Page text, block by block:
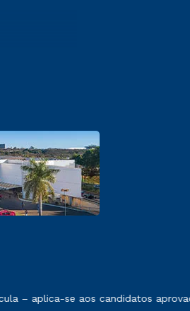
de serviços.
– aplica-se aos candidatos